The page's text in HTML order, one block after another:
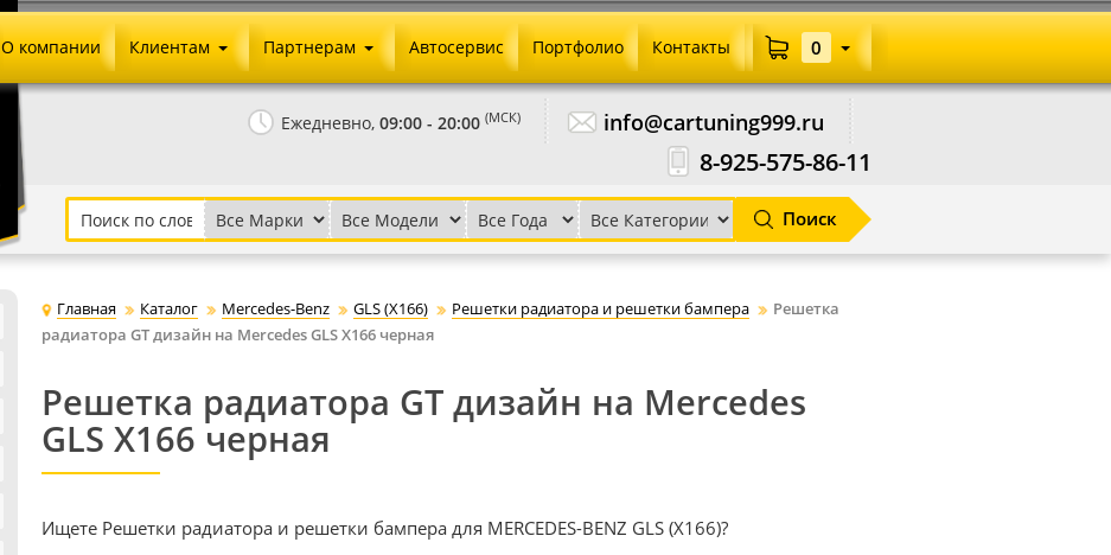
Ежедневно, 09:00 - 20:00 (МСК) info@cartuning999.ru
8-925-575-86-11
Поиск
О компании Клиентам
Как сделать заказ
Установка на авто
Письмо директору
Партнерам
Агентское вознаграждение
Скачать прайс
Автосервис Портфолио Контакты 0
Главная Каталог Mercedes-Benz GLS (X166) Решетки радиатора и решетки бампера
Решетка
радиатора GT дизайн на Mercedes GLS X166 черная
Решетка радиатора GT дизайн на Mercedes
GLS X166 черная
Ищете Решетки радиатора и решетки бампера для MERCEDES-BENZ GLS (X166)?